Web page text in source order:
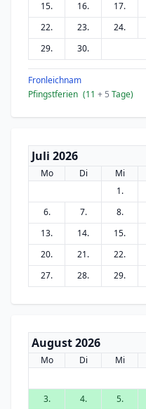
15. 16. 17.
22.
23. 24.
29.
30.
Fronleichnam
Pfingstferien (11 + 5 Tage)
Juli 2026
Mo Di Mi
1.
6.
7. 8.
13.
14. 15.
20.
21. 22.
27.
28. 29.
August 2026
Mo Di Mi
3.
4. 5.